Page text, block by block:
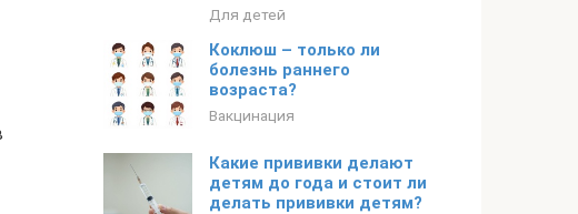
Для детей
Коклюш – только ли
болезнь раннего
возраста?
Вакцинация
Какие прививки делают
детям до года и стоит ли
делать прививки детям?